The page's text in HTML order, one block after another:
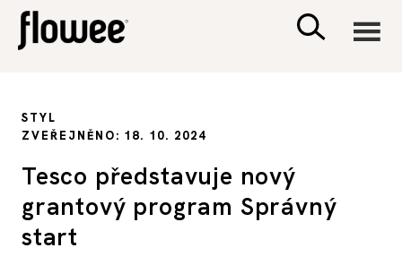
PSYCHOLOGIE
STYL
ZVEŘEJNĚNO: 18. 10. 2024
Tesco představuje nový
grantový program Správný
start